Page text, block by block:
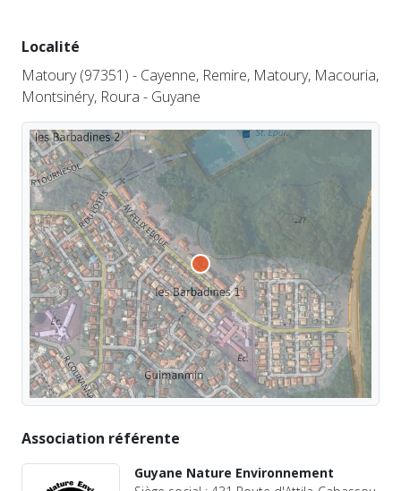
Localité
Matoury (97351) - Cayenne, Remire, Matoury, Macouria,
Montsinéry, Roura - Guyane
Association référente
Guyane Nature Environnement